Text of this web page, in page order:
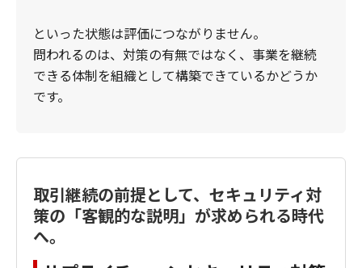
といった状態は評価につながりません。
問われるのは、対策の有無ではなく、事業を継続
できる体制を組織として構築できているかどうか
です。
取引継続の前提として、セキュリティ対
策の「客観的な説明」が求められる時代
へ。